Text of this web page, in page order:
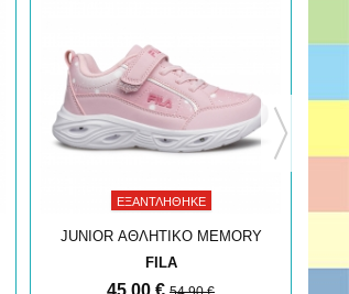
ΕΞΑΝΤΛΉΘΗΚΕ
JUNIOR ΑΘΛΗΤΙΚΟ MEMORY
FLASH GORDON
FILA